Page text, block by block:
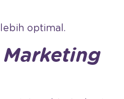
optimal.